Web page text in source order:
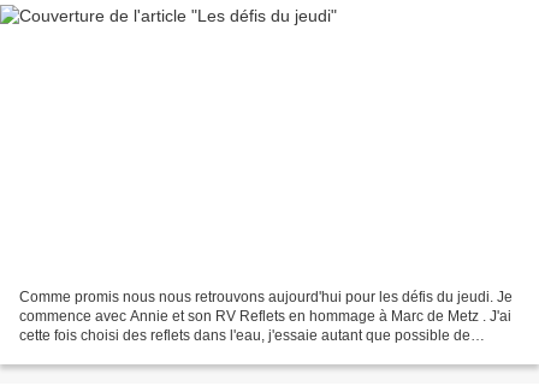
Comme promis nous nous retrouvons aujourd'hui pour les défis du jeudi. Je
commence avec Annie et son RV Reflets en hommage à Marc de Metz . J'ai
cette fois choisi des reflets dans l'eau, j'essaie autant que possible de